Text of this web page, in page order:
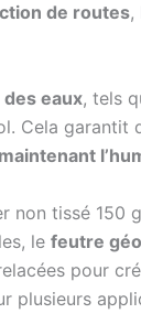
de routes,
eaux, tels
Cela garantit
maintenant
non tissé 150
le feutre
pour
plusieurs